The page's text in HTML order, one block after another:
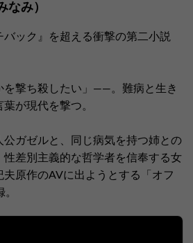
なみ）
ック』を超える衝撃の第二小説
を撃ち殺したい」――。難病と生き
が現代を撃つ。
ガゼルと、同じ病気を持つ姉との
性差別主義的な哲学者を信奉する女
原作のAVに出ようとする「オフ